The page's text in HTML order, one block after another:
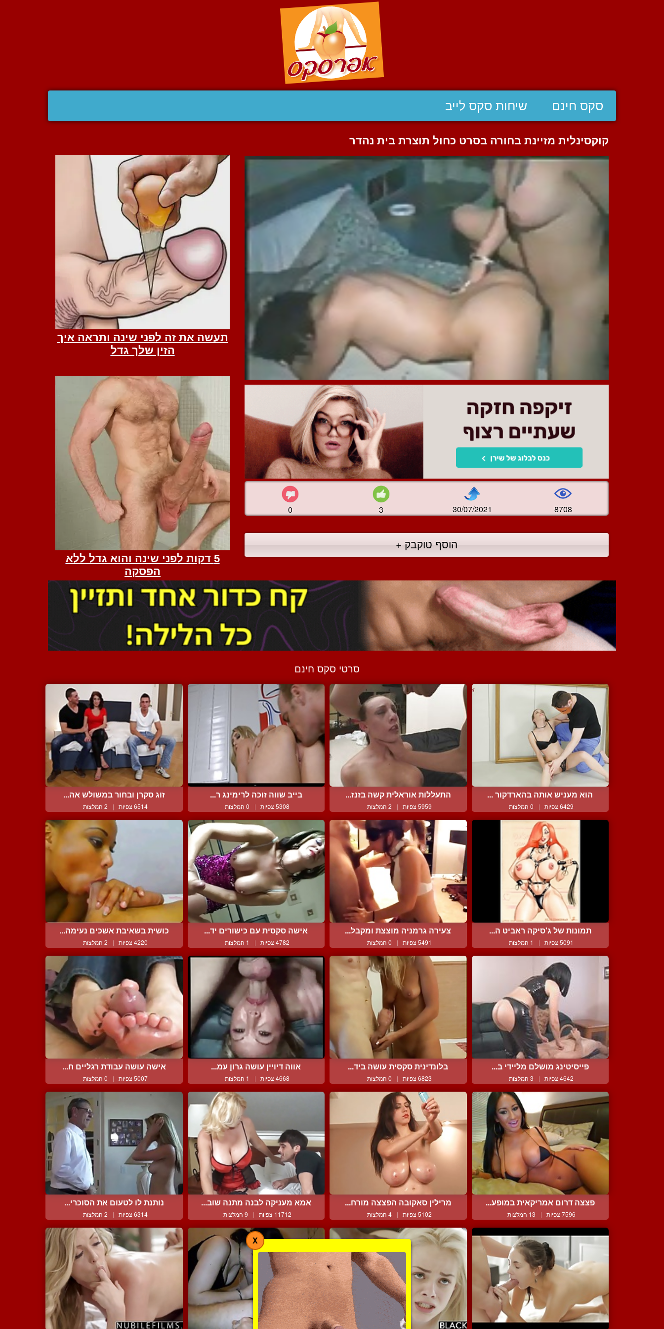
סקס חינם שיחות סקס לייב
קוקסינלית מזיינת בחורה בסרט כחול תוצרת בית נהדר
0 3 30/07/2021 8708
הוסף טוקבק +
סרטי סקס חינם
הוא מעניש אותה בהארדקור ...
6429 צפיות | 0 המלצות
התעללות אוראלית קשה בזנז...
5959 צפיות | 2 המלצות
בייב שווה זוכה לרימינג ר...
5308 צפיות | 0 המלצות
זוג סקרן ובחור במשולש אה...
6514 צפיות | 2 המלצות
תמונות של ג'סיקה ראביט ה...
5091 צפיות | 1 המלצות
צעירה גרמניה מוצצת ומקבל...
5491 צפיות | 0 המלצות
אישה סקסית עם כישורים יד...
4782 צפיות | 1 המלצות
כושית בשאיבת אשכים נעימה...
4220 צפיות | 2 המלצות
פייסיטינג מושלם מליידי ב...
4642 צפיות | 3 המלצות
בלונדינית סקסית עושה ביד...
6823 צפיות | 0 המלצות
אווה דיויין עושה גרון עמ...
4668 צפיות | 1 המלצות
אישה עושה עבודת רגליים ח...
5007 צפיות | 0 המלצות
פצצה דרום אמריקאית במופע...
7596 צפיות | 13 המלצות
מרילין סאקובה הפצצה מורח...
5102 צפיות | 4 המלצות
אמא מעניקה לבנה מתנה שוב...
11712 צפיות | 9 המלצות
נותנת לו לטעום את הסוכרי...
6314 צפיות | 2 המלצות
X